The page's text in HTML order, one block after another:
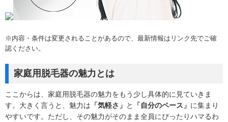
※内容・条件は変更されることがあるので、最新情報はリンク先でご確
認ください。
家庭用脱毛器の魅力とは
ここからは、家庭用脱毛器の魅力をもう少し具体的に見ていきま
す。大きく言うと、魅力は 「気軽さ」 と 「自分のペース」 に集まり
やすいです。ただし、その魅力がそのまま全員にぴったりハマるわ